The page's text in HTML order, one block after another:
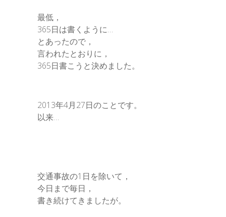
最低，
365日は書くように…
とあったので，
言われたとおりに，
365日書こうと決めました。
2013年4月27日のことです。
以来…
交通事故の1日を除いて，
今日まで毎日，
書き続けてきましたが。